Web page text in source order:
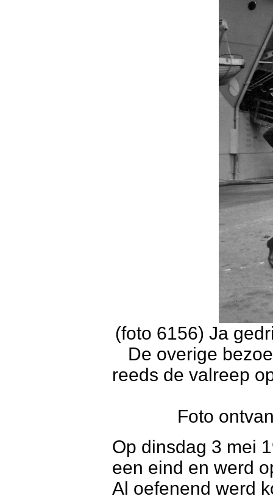
(foto 6156) Ja
De overige
reeds de valreep
Foto
Op dinsdag 3 mei
een eind en werd
Al oefenend werd